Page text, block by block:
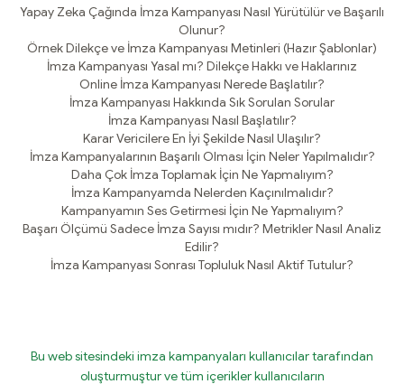
Yapay Zeka Çağında İmza Kampanyası Nasıl Yürütülür ve Başarılı
Olunur?
Örnek Dilekçe ve İmza Kampanyası Metinleri (Hazır Şablonlar)
İmza Kampanyası Yasal mı? Dilekçe Hakkı ve Haklarınız
Online İmza Kampanyası Nerede Başlatılır?
İmza Kampanyası Hakkında Sık Sorulan Sorular
İmza Kampanyası Nasıl Başlatılır?
Karar Vericilere En İyi Şekilde Nasıl Ulaşılır?
İmza Kampanyalarının Başarılı Olması İçin Neler Yapılmalıdır?
Daha Çok İmza Toplamak İçin Ne Yapmalıyım?
İmza Kampanyamda Nelerden Kaçınılmalıdır?
Kampanyamın Ses Getirmesi İçin Ne Yapmalıyım?
Başarı Ölçümü Sadece İmza Sayısı mıdır? Metrikler Nasıl Analiz
Edilir?
İmza Kampanyası Sonrası Topluluk Nasıl Aktif Tutulur?
Bu web sitesindeki imza kampanyaları kullanıcılar tarafından
oluşturmuştur ve tüm içerikler kullanıcıların